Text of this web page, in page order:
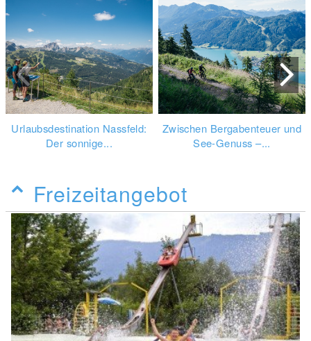
Urlaubsdestination Nassfeld:
Der sonnige...
Zwischen Bergabenteuer und
See-Genuss –...
Freizeitangebot